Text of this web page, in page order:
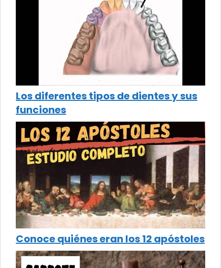
Los diferentes tipos de dientes y sus
funciones
Conoce quiénes eran los 12 apóstoles